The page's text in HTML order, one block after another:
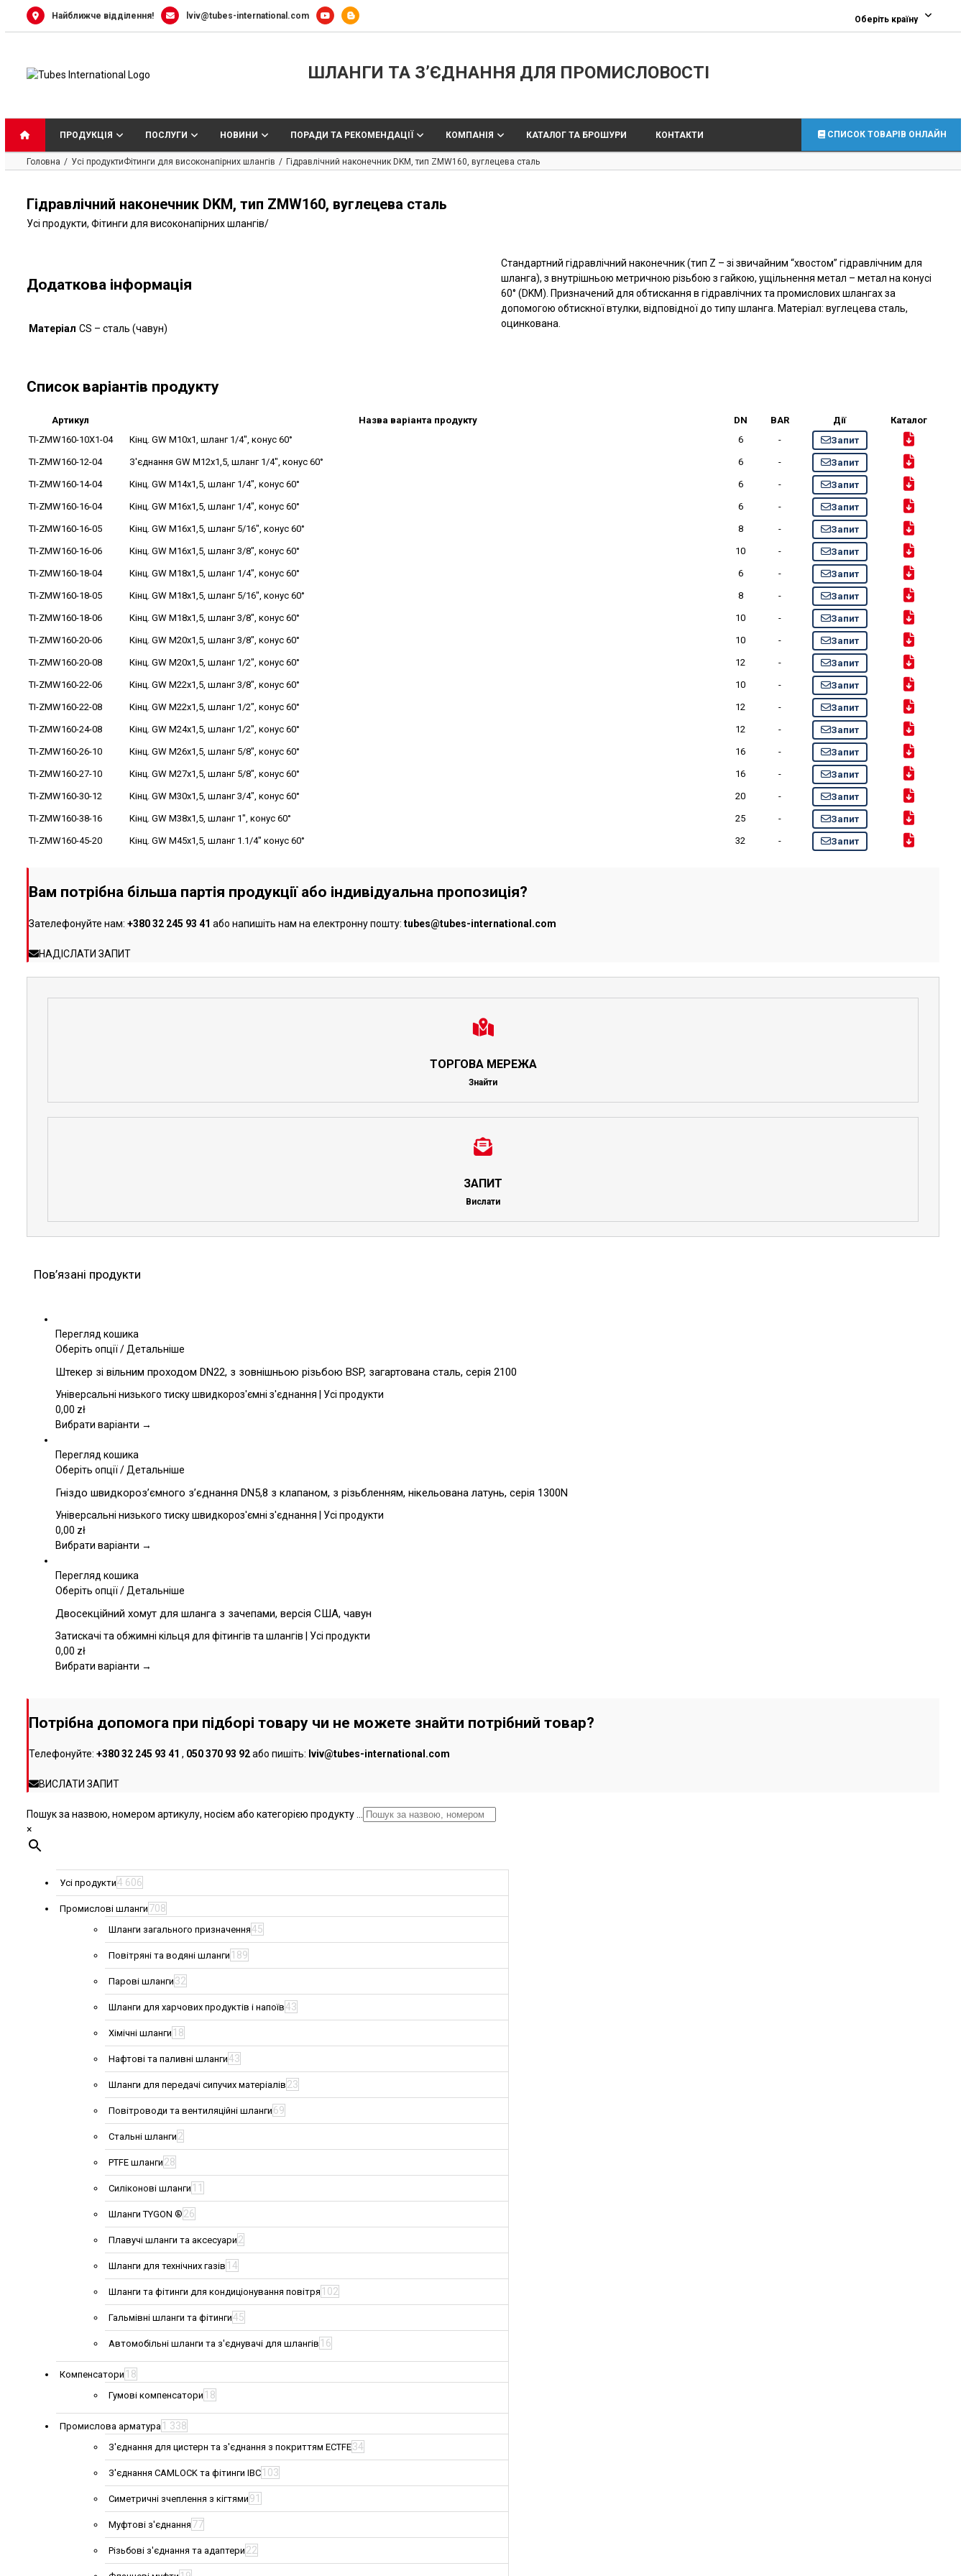
Найближче відділення! lviv@tubes-international.com Оберіть країну
ШЛАНГИ ТА З’ЄДНАННЯ ДЛЯ ПРОМИСЛОВОСТІ
ПРОДУКЦІЯ ПОСЛУГИ НОВИНИ ПОРАДИ ТА РЕКОМЕНДАЦІЇ КОМПАНІЯ КАТАЛОГ ТА БРОШУРИ КОНТАКТИ СПИСОК ТОВАРІВ ОНЛАЙН
Головна Усі продуктиФітинги для високонапірних шлангів Гідравлічний наконечник DKM, тип ZMW160, вуглецева сталь
Гідравлічний наконечник DKM, тип ZMW160, вуглецева сталь
Усі продукти, Фітинги для високонапірних шлангів/
Додаткова інформація
Матеріал CS – сталь (чавун)
Стандартний гідравлічний наконечник (тип Z – зі звичайним “хвостом” гідравлічним для
шланга), з внутрішньою метричною різьбою з гайкою, ущільнення метал – метал на конусі
60° (DKM). Призначений для обтискання в гідравлічних та промислових шлангах за
допомогою обтискної втулки, відповідної до типу шланга. Матеріал: вуглецева сталь,
оцинкована.
Список варіантів продукту
Артикул Назва варіанта продукту DN BAR Дії
Каталог
TI-ZMW160-10X1-04
Кінц. GW M10x1, шланг 1/4", конус 60° 6 -
Запит
TI-ZMW160-12-04
З'єднання GW M12x1,5, шланг 1/4", конус 60° 6 -
Запит
TI-ZMW160-14-04
Кінц. GW M14x1,5, шланг 1/4", конус 60° 6 -
Запит
TI-ZMW160-16-04
Кінц. GW M16x1,5, шланг 1/4", конус 60° 6 -
Запит
TI-ZMW160-16-05
Кінц. GW M16x1,5, шланг 5/16", конус 60° 8 -
Запит
TI-ZMW160-16-06
Кінц. GW M16x1,5, шланг 3/8", конус 60° 10 -
Запит
TI-ZMW160-18-04
Кінц. GW M18x1,5, шланг 1/4", конус 60° 6 -
Запит
TI-ZMW160-18-05
Кінц. GW M18x1,5, шланг 5/16", конус 60° 8 -
Запит
TI-ZMW160-18-06
Кінц. GW M18x1,5, шланг 3/8", конус 60° 10 -
Запит
TI-ZMW160-20-06
Кінц. GW M20x1,5, шланг 3/8", конус 60° 10 -
Запит
TI-ZMW160-20-08
Кінц. GW M20x1,5, шланг 1/2", конус 60° 12 -
Запит
TI-ZMW160-22-06
Кінц. GW M22x1,5, шланг 3/8", конус 60° 10 -
Запит
TI-ZMW160-22-08
Кінц. GW M22x1,5, шланг 1/2", конус 60° 12 -
Запит
TI-ZMW160-24-08
Кінц. GW M24x1,5, шланг 1/2", конус 60° 12 -
Запит
TI-ZMW160-26-10
Кінц. GW M26x1,5, шланг 5/8", конус 60° 16 -
Запит
TI-ZMW160-27-10
Кінц. GW M27x1,5, шланг 5/8", конус 60° 16 -
Запит
TI-ZMW160-30-12
Кінц. GW M30x1,5, шланг 3/4", конус 60° 20 -
Запит
TI-ZMW160-38-16
Кінц. GW M38x1,5, шланг 1", конус 60° 25 -
Запит
TI-ZMW160-45-20
Кінц. GW M45x1,5, шланг 1.1/4" конус 60° 32 - Запит
Вам потрібна більша партія продукції або індивідуальна пропозиція?
Зателефонуйте нам: +380 32 245 93 41 або напишіть нам на електронну пошту: tubes@tubes-international.com
НАДІСЛАТИ ЗАПИТ
ТОРГОВА МЕРЕЖА
Знайти
ЗАПИТ
Вислати
Пов’язані продукти
Перегляд кошика
Оберіть опції Цей
має
кілька
Параметри
вибрати
на
товару
/Детальніше
Штекер зі вільним проходом DN22, з зовнішньою різьбою BSP, загартована сталь, серія 2100
Універсальні низького тиску швидкороз'ємні з'єднання | Усі продукти
0,00 zł
Вибрати варіанти →
Перегляд кошика
Оберіть опції Цей
має
кілька
Параметри
вибрати
на
товару
/Детальніше
Гніздо швидкороз’ємного з’єднання DN5,8 з клапаном, з різьбленням, нікельована латунь, серія 1300N
Універсальні низького тиску швидкороз'ємні з'єднання | Усі продукти
0,00 zł
Вибрати варіанти →
Перегляд кошика
Оберіть опції Цей
має
кілька
Параметри
сторінці
/Детальніше
Двосекційний хомут для шланга з зачепами, версія США, чавун
Затискачі та обжимні кільця для фітингів та шлангів | Усі продукти
0,00 zł
Вибрати варіанти →
Потрібна допомога при підборі товару чи не можете знайти потрібний товар?
Телефонуйте: +380 32 245 93 41 , 050 370 93 92або пишіть: lviv@tubes-international.com
ВИСЛАТИ ЗАПИТ
Пошук за назвою, номером артикулу, носієм або категорією продукту ...
×
Усі продукти4 606
Промислові шланги 708
Шланги загального призначення45
Повітряні та водяні шланги 189
Парові шланги 32
Шланги для харчових продуктів і напоїв43
Хімічні шланги 18
Нафтові та паливні шланги43
Шланги для передачі сипучих матеріалів 23
Повітроводи та вентиляційні шланги 69
Стальні шланги 2
PTFE шланги 28
Силіконові шланги 11
Шланги TYGON ® 26
Плавучі шланги та аксесуари 2
Шланги для технічних газів 14
Шланги та фітинги для кондиціонування повітря 102
Гальмівні шланги та фітинги45
Автомобільні шланги та з'єднувачі для шлангів 16
Компенсатори 18
Гумові компенсатори 18
Промислова арматура 1 338
З'єднання для цистерн та з'єднання з покриттям ECTFE34
З'єднання CAMLOCK та фітинги IBC 103
Симетричні зчеплення з кігтями 91
Муфтові з'єднання 77
Різьбові з'єднання та адаптери 22